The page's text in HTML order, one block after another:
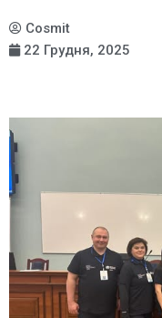
Cosmit
22 Грудня, 2025